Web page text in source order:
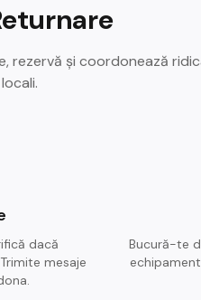
rezervă și coordonează
dacă
mesaje
Bucură-te